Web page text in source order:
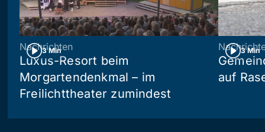
3 Min
Nachrichten
Luxus-Resort beim
Morgartendenkmal – im
Freilichttheater zumindest
3 Min
auf